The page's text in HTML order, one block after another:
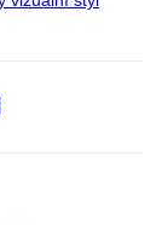
Přidat